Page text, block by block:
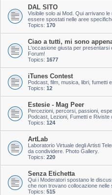
DAL SITO
Visibile solo ai Mod. Qui arrivano
essere spostati nelle aree
Topics: 170
Ciao a tutti, mi sono
L'occasione giusta per presentarsi
Forum!
Topics: 1677
iTunes Contest
Podcast, film, musica, libri, fumetti
Topics: 12
Estesie - Mag Peer
Percezioni, percorsi, passioni,
Podcast, Lezioni, Fumetti e
Topics: 124
ArtLab
Laboratorio Virtuale degli Artisti
da condividere. Photo Gallery.
Topics: 220
Senza Etichetta
Qui i Moderatori spostano le
che non trovano collocazione nelle
Topics: 515